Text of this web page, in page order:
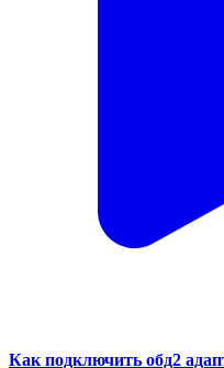
Как подключить обд2